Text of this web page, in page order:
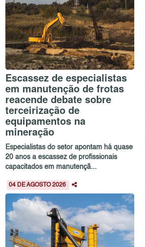
Escassez de especialistas
em manutenção de frotas
reacende debate sobre
terceirização de
equipamentos na
mineração
Especialistas do setor apontam há quase
20 anos a escassez de profissionais
capacitados em manutençã...
04 DE AGOSTO 2026